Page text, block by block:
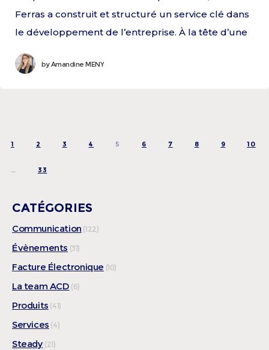
Ferras a construit et structuré un service clé dans
le développement de l’entreprise. À la tête d’une
byAmandine MENY
1 2 3 4 5 6 7 8 9 10
… 33
CATÉGORIES
Communication (122)
Évènements (31)
Facture Électronique (10)
La team ACD (6)
Produits (41)
Services (4)
Steady (21)